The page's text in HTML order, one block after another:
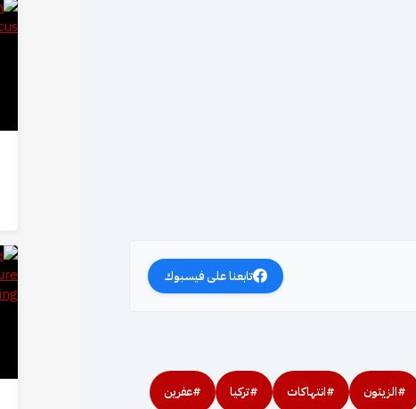
تابعنا على فيسبوك
#الزيتون #انتهاكات #تركيا #عفرين